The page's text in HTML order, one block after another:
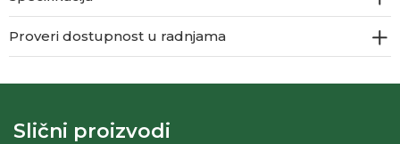
Proveri dostupnost u radnjama
Slični proizvodi